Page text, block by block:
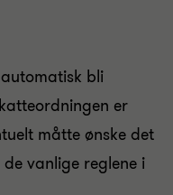
bli
er
måtte ønske det
vanlige reglene i